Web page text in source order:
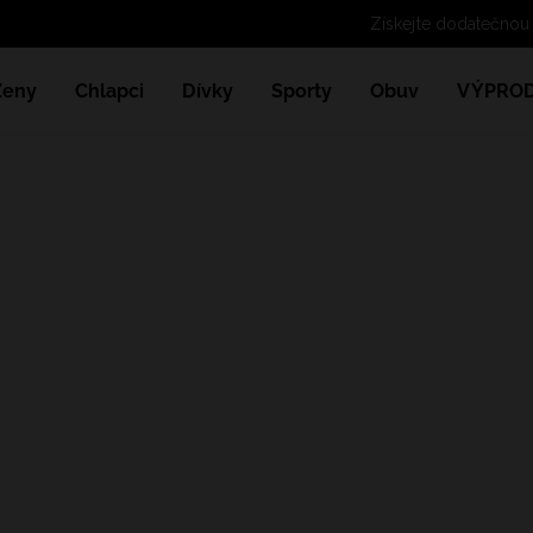
Získejte
Chlapci Dívky Sporty Obuv